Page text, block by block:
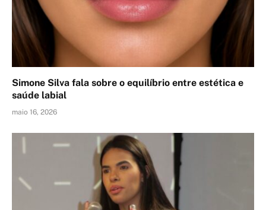
Simone Silva fala sobre o equilíbrio entre estética e
saúde labial
maio 16, 2026